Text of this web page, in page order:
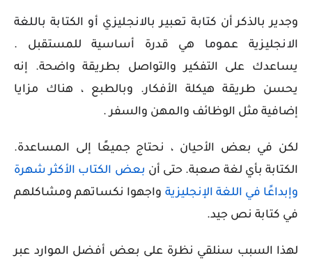
وجدير بالذكر أن كتابة تعبير بالانجليزي أو الكتابة باللغة
الانجليزية عموما هي قدرة أساسية للمستقبل .
يساعدك على التفكير والتواصل بطريقة واضحة. إنه
يحسن طريقة هيكلة الأفكار. وبالطبع ، هناك مزايا
إضافية مثل الوظائف والمهن والسفر .
لكن في بعض الأحيان ، نحتاج جميعًا إلى المساعدة.
الكتابة بأي لغة صعبة. حتى أن بعض الكتاب الأكثر شهرة
وإبداعًا في اللغة الإنجليزية واجهوا نكساتهم ومشاكلهم
في كتابة نص جيد.
لهذا السبب سنلقي نظرة على بعض أفضل الموارد عبر